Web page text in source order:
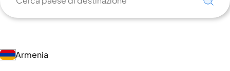
Armenia